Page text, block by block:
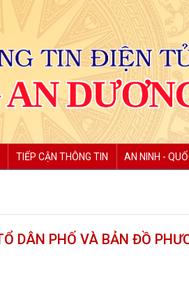
TIẾP CẬN THÔNG TIN AN NINH -
DÂN PHỐ VÀ BẢN ĐỒ